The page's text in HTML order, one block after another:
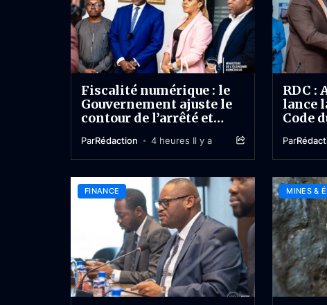
Fiscalité numérique : le
Gouvernement ajuste le
contour de l’arrêté et
nouveau barème
ParRédaction 4 heures Il y a
RDC :
lance
Code
l’IA
Par
FINANCE MINES &